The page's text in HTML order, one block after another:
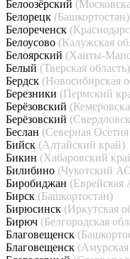
Белоозёрский
Белорецк (Башкортостан)
Белореченск
Белоусово (Калужская
Белоярский (Ханты-
Белый (Тверская область)
Бердск (Новосибирская
Березники (Пермский
Берёзовский
Берёзовский
Беслан (Северная
Бийск (Алтайский край)
Бикин (Хабаровский
Билибино (Чукотский
Биробиджан (Еврейская
Бирск (Башкортостан)
Бирюсинск (Иркутская
Бирюч (Белгородская
Благовещенск
Благовещенск (Амурская